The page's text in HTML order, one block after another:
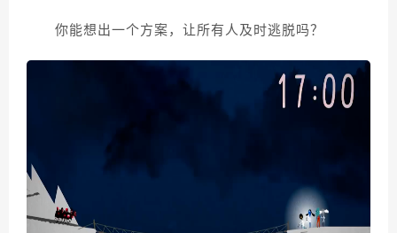
你能想出一个方案，让所有人及时逃脱吗？